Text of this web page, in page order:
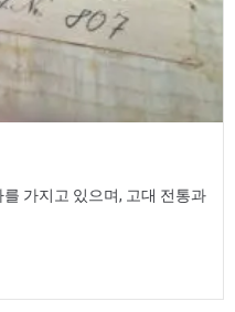
가지고 있으며, 고대 전통과